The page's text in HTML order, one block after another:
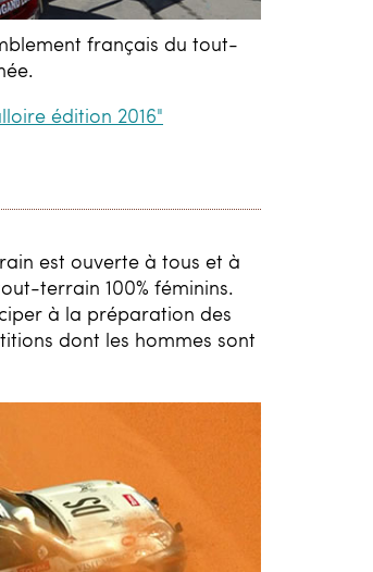
français du tout-
édition 2016"
est ouverte à tous et à
terrain 100% féminins.
à la préparation des
dont les hommes sont